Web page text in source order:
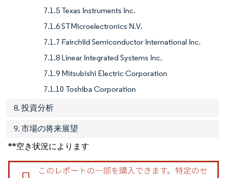
7.1.5 Texas Instruments Inc.
7.1.6 STMicroelectronics N.V.
7.1.7 Fairchild Semiconductor International Inc.
7.1.8 Linear Integrated Systems Inc.
7.1.9 Mitsubishi Electric Corporation
7.1.10 Toshiba Corporation
8. 投資分析
9. 市場の将来展望
**空き状況によります